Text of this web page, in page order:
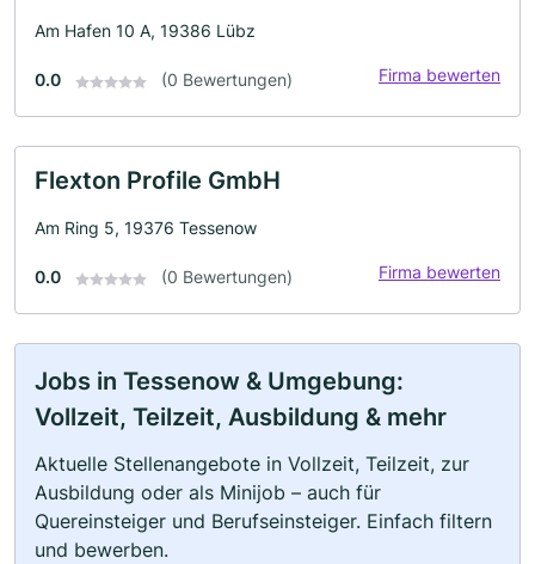
Am Hafen 10 A, 19386 Lübz
0.0 (0 Bewertungen) Firma bewerten
Flexton Profile GmbH
Am Ring 5, 19376 Tessenow
0.0 (0 Bewertungen) Firma bewerten
Jobs in Tessenow & Umgebung:
Vollzeit, Teilzeit, Ausbildung & mehr
Aktuelle Stellenangebote in Vollzeit, Teilzeit, zur
Ausbildung oder als Minijob – auch für
Quereinsteiger und Berufseinsteiger. Einfach filtern
und bewerben.